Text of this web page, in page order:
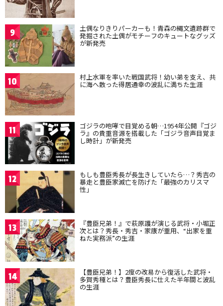
9 土偶なりきりパーカーも！青森の縄文遺跡群で
発掘された土偶がモチーフのキュートなグッズ
が新発売
10 村上水軍を率いた戦国武将！幼い弟を支え、共
に海へ散った得居通幸の波乱に満ちた生涯
11 ゴジラの咆哮で目覚める朝…1954年公開『ゴジ
ラ』の貴重音源を搭載した「ゴジラ音声目覚ま
し時計」が新発売
12 もしも豊臣秀長が長生きしていたら…？秀吉の
暴走と豊臣家滅亡を防げた「最強のカリスマ
性」
13 『豊臣兄弟！』で萩原護が演じる武将・小堀正
次とは？秀長・秀吉・家康が重用、“出家を重
ねた実務派”の生涯
14 【豊臣兄弟！】2度の改易から復活した武将・
多賀秀種とは？豊臣秀長に仕えた半年間と波乱
の生涯